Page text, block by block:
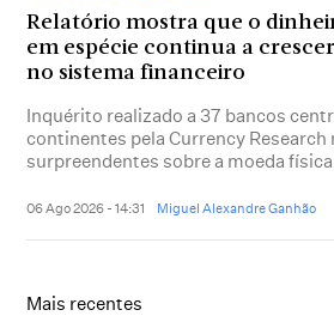
Relatório mostra que o
em espécie continua a crescer
no sistema financeiro
Inquérito realizado a 37 bancos
continentes pela Currency Research
surpreendentes sobre a moeda física
06 Ago 2026 - 14:31 Miguel Alexandre Ganhão
Mais recentes